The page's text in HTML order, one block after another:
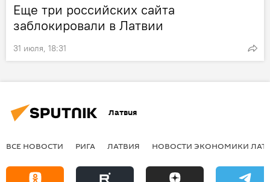
Еще три российских сайта
заблокировали в Латвии
31 июля, 18:31
Латвия
ВСЕ НОВОСТИ РИГА ЛАТВИЯ НОВОСТИ ЭКОНОМИКИ